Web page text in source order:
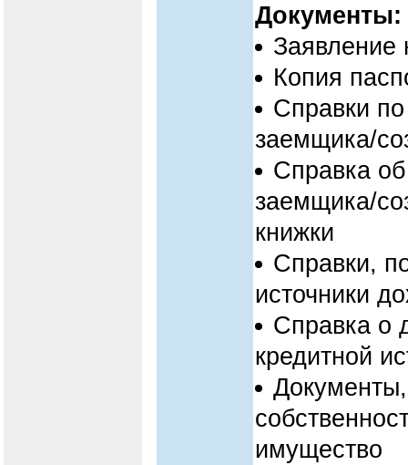
Документы:
Заявление
Копия
Справки
заемщика/
Справка
заемщика/
книжки
Справки,
источники
Справка о
кредитной
имущество